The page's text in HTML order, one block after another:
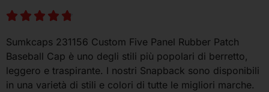
Sumkcaps 231156 Custom Five Panel Rubber Patch
Baseball Cap è uno degli stili più popolari di berretto,
leggero e traspirante. I nostri Snapback sono disponibili
in una varietà di stili e colori di tutte le migliori marche.